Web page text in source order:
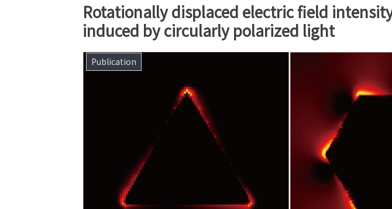
Rotationally displaced electric field
induced by circularly polarized light
Publication